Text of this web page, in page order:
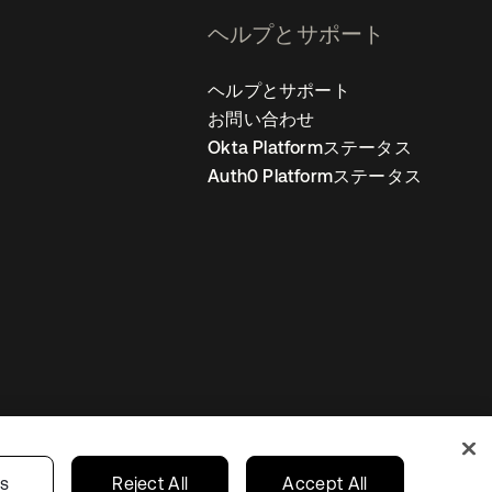
ヘルプとサポート
ヘルプとサポート
お問い合わせ
Okta Platformステータス
Auth0 Platformステータス
定 あなたのプライバシーの選択 Japan
Reject All Accept All